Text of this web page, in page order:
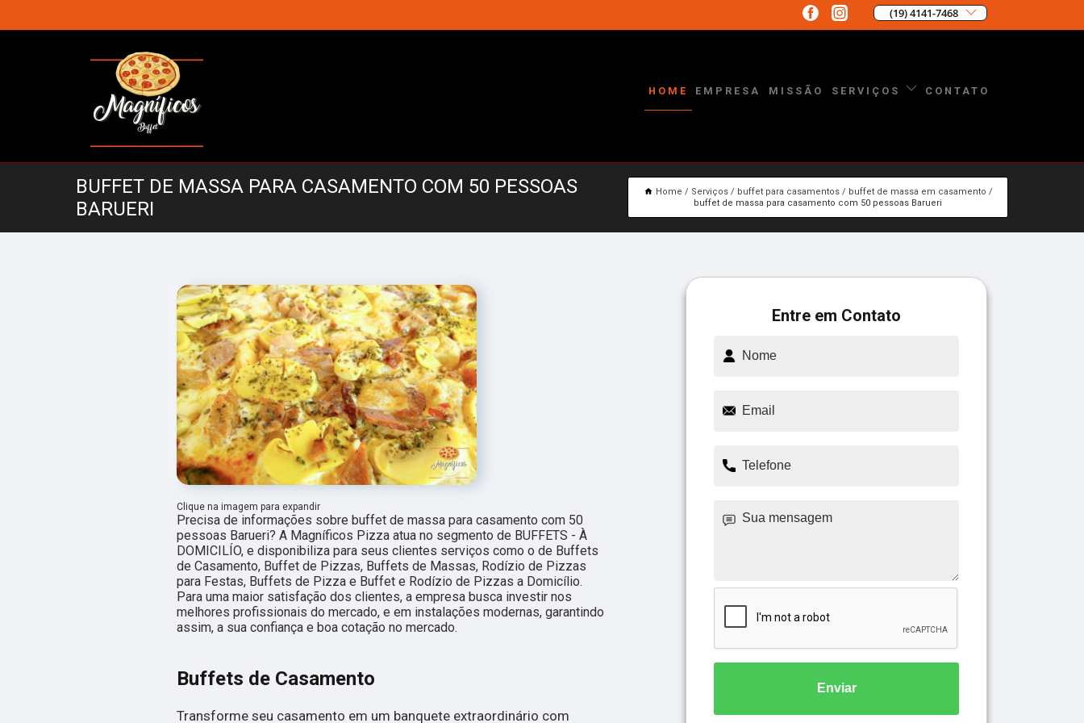
(19) 4141-7468
HOME EMPRESA MISSÃO SERVIÇOS CONTATO
BUFFET DE MASSA PARA CASAMENTO COM 50 PESSOAS
BARUERI
Home Serviços buffet para casamentos
buffet de massa em casamento
buffet de massa para casamento com 50 pessoas Barueri
Clique na imagem para expandir
Precisa de informações sobre buffet de massa para casamento com 50
pessoas Barueri? A Magníficos Pizza atua no segmento de BUFFETS - À
DOMICILÍO, e disponibiliza para seus clientes serviços como o de Buffets
de Casamento, Buffet de Pizzas, Buffets de Massas, Rodízio de Pizzas
para Festas, Buffets de Pizza e Buffet e Rodízio de Pizzas a Domicílio.
Para uma maior satisfação dos clientes, a empresa busca investir nos
melhores profissionais do mercado, e em instalações modernas, garantindo
assim, a sua confiança e boa cotação no mercado.
Buffets de Casamento
Transforme seu casamento em um banquete extraordinário com
Entre em Contato
Enviar